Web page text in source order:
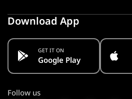
Download App
GET IT ON
Google Play
Follow us